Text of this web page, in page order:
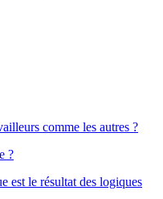
comme les autres ?
?
est le résultat des logiques